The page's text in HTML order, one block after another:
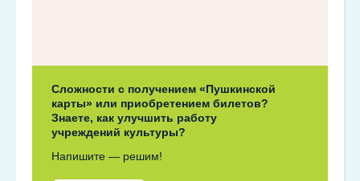
Сложности с получением «Пушкинской
карты» или приобретением билетов?
Знаете, как улучшить работу
учреждений культуры?
Напишите — решим!